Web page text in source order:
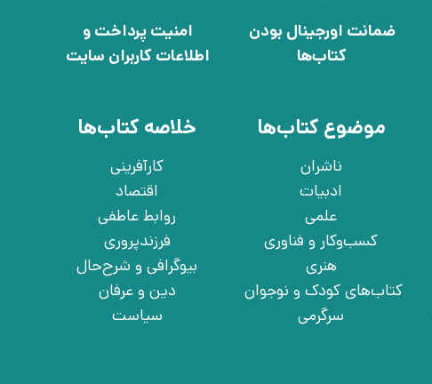
ضمانت اورجینال بودن
کتاب‌ها
امنیت پرداخت و
اطلاعات کاربران سایت
موضوع کتاب‌ها
ناشران
ادبیات
علمی
کسب‌وکار و فناوری
هنری
کتاب‌های کودک و نوجوان
سرگرمی
خلاصه کتاب‌ها
کارآفرینی
اقتصاد
روابط عاطفی
فرزندپروری
بیوگرافی و شرح‌حال
دین و عرفان
سیاست